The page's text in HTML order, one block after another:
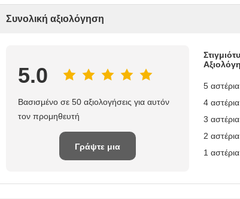
Συνολική αξιολόγηση
5.0
Βασισμένο σε 50 αξιολογήσεις για αυτόν
τον προμηθευτή
Γράψτε μια
5 αστέρια
4 αστέρια
3 αστέρια
2 αστέρια
1 αστέρια